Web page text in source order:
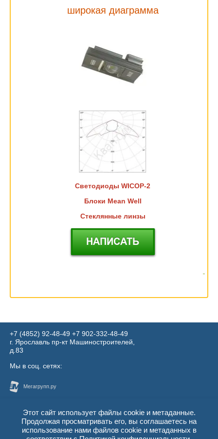
широкая диаграмма
Светодиоды WICOP-2
Блоки Mean Well
Стеклянные линзы
+7 (4852) 92-48-49 ​​​​​​​+7 902-332-48-49
г. Ярославль пр-кт Машиностроителей,
д.83
Мы в соц. сетях:
Этот сайт использует файлы cookie и метаданные.
Продолжая просматривать его, вы соглашаетесь на
использование нами файлов cookie и метаданных в